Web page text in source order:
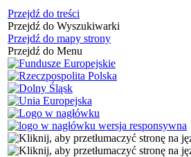
Przejdź do treści
Przejdź do Wyszukiwarki
Przejdź do mapy strony
Przejdź do Menu